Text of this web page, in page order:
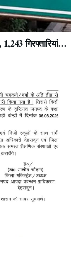
गिरफ्तारियां…